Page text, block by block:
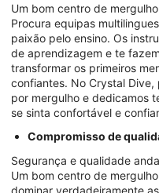
Um bom centro de
Procura equipas
paixão pelo ensino. Os
de aprendizagem e te
transformar os primeiros
confiantes. No Crystal
por mergulho e dedicamos
se sinta confortável e
Compromisso de
Segurança e qualidade
Um bom centro de
dominar verdadeiramente